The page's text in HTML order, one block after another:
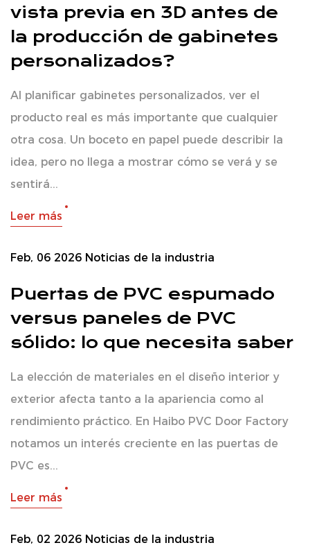
vista previa en 3D antes de
la producción de gabinetes
personalizados?
Al planificar gabinetes personalizados, ver el
producto real es más importante que cualquier
otra cosa. Un boceto en papel puede describir la
idea, pero no llega a mostrar cómo se verá y se
sentirá...
Leer más
Feb, 06 2026 Noticias de la industria
Puertas de PVC espumado
versus paneles de PVC
sólido: lo que necesita saber
La elección de materiales en el diseño interior y
exterior afecta tanto a la apariencia como al
rendimiento práctico. En Haibo PVC Door Factory
notamos un interés creciente en las puertas de
PVC es...
Leer más
Feb, 02 2026 Noticias de la industria